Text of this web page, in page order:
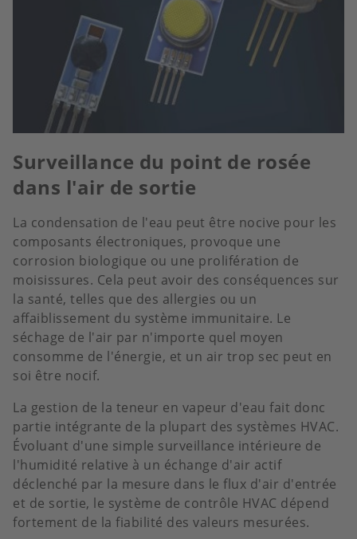
Surveillance du point de rosée
dans l'air de sortie
La condensation de l'eau peut être nocive pour les
composants électroniques, provoque une
corrosion biologique ou une prolifération de
moisissures. Cela peut avoir des conséquences sur
la santé, telles que des allergies ou un
affaiblissement du système immunitaire. Le
séchage de l'air par n'importe quel moyen
consomme de l'énergie, et un air trop sec peut en
soi être nocif.
La gestion de la teneur en vapeur d'eau fait donc
partie intégrante de la plupart des systèmes HVAC.
Évoluant d'une simple surveillance intérieure de
l'humidité relative à un échange d'air actif
déclenché par la mesure dans le flux d'air d'entrée
et de sortie, le système de contrôle HVAC dépend
fortement de la fiabilité des valeurs mesurées.